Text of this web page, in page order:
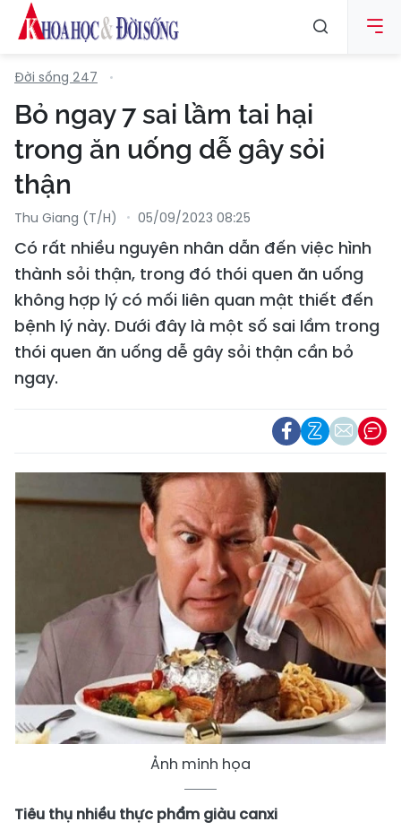
Đời sống 247
Bỏ ngay 7 sai lầm tai hại
trong ăn uống dễ gây sỏi
thận
Thu Giang (T/H) 05/09/2023 08:25
Có rất nhiều nguyên nhân dẫn đến việc hình
thành sỏi thận, trong đó thói quen ăn uống
không hợp lý có mối liên quan mật thiết đến
bệnh lý này. Dưới đây là một số sai lầm trong
thói quen ăn uống dễ gây sỏi thận cần bỏ
ngay.
Ảnh minh họa
Tiêu thụ nhiều thực phẩm giàu canxi